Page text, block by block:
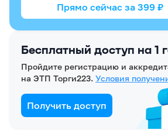
Бесплатный доступ на 1
Пройдите регистрацию и
на ЭТП Торги223. Условия
Получить доступ
Прямо сейчас за 399 ₽